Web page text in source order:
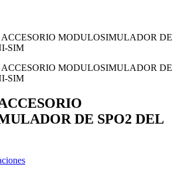
DE SPO2 DEL